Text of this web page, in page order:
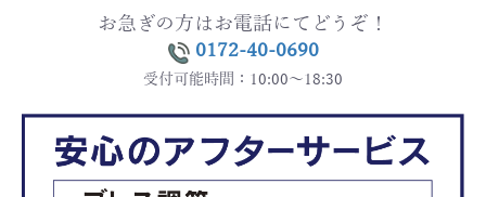
お急ぎの方はお電話にてどうぞ！
0172-40-0690
受付可能時間：10:00～18:30